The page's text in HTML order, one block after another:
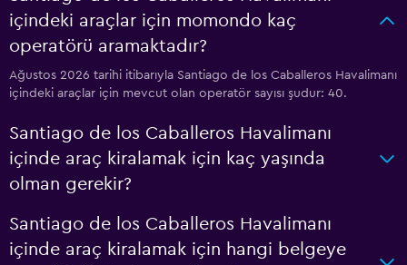
içindeki araçlar için momondo kaç
operatörü aramaktadır?
Ağustos 2026 tarihi itibarıyla Santiago de los Caballeros Havalimanı
içindeki araçlar için mevcut olan operatör sayısı şudur: 40.
Santiago de los Caballeros Havalimanı
içinde araç kiralamak için kaç yaşında
olman gerekir?
Santiago de los Caballeros Havalimanı
içinde araç kiralamak için hangi belgeye